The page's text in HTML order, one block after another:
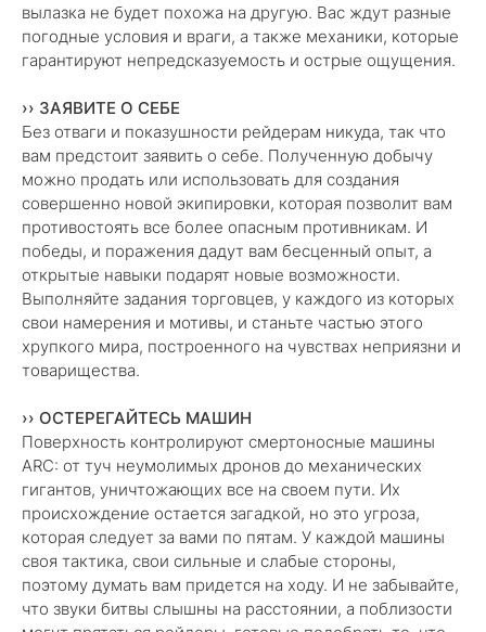
вылазка не будет похожа на другую. Вас ждут разные
погодные условия и враги, а также механики, которые
гарантируют непредсказуемость и острые ощущения.
›› ЗАЯВИТЕ О СЕБЕ
Без отваги и показушности рейдерам никуда, так что
вам предстоит заявить о себе. Полученную добычу
можно продать или использовать для создания
совершенно новой экипировки, которая позволит вам
противостоять все более опасным противникам. И
победы, и поражения дадут вам бесценный опыт, а
открытые навыки подарят новые возможности.
Выполняйте задания торговцев, у каждого из которых
свои намерения и мотивы, и станьте частью этого
хрупкого мира, построенного на чувствах неприязни и
товарищества.
›› ОСТЕРЕГАЙТЕСЬ МАШИН
Поверхность контролируют смертоносные машины
ARC: от туч неумолимых дронов до механических
гигантов, уничтожающих все на своем пути. Их
происхождение остается загадкой, но это угроза,
которая следует за вами по пятам. У каждой машины
своя тактика, свои сильные и слабые стороны,
поэтому думать вам придется на ходу. И не забывайте,
что звуки битвы слышны на расстоянии, а поблизости